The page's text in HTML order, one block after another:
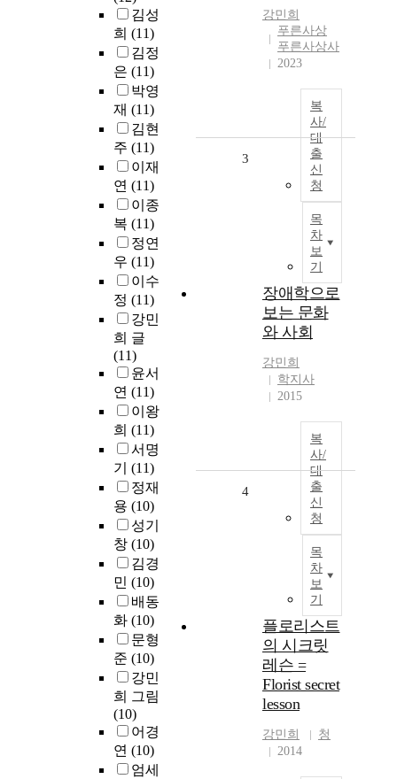
김성
희 (11)
김정
은 (11)
박영
재 (11)
김현
주 (11)
이재
연 (11)
이종
복 (11)
정연
우 (11)
이수
정 (11)
강민
희 글
(11)
윤서
연 (11)
이왕
희 (11)
서명
기 (11)
정재
용 (10)
성기
창 (10)
김경
민 (10)
배동
화 (10)
문형
준 (10)
강민
희 그림
(10)
어경
연 (10)
엄세
강민희
푸른사상
푸른사상사
2023
복
사/
대
출
신
청
목
차
보
기
3
장애학으로
보는 문화
와 사회
강민희
학지사
2015
복
사/
대
출
신
청
목
차
보
기
4
플로리스트
의 시크릿
레슨 =
Florist secret
lesson
강민희
청
2014